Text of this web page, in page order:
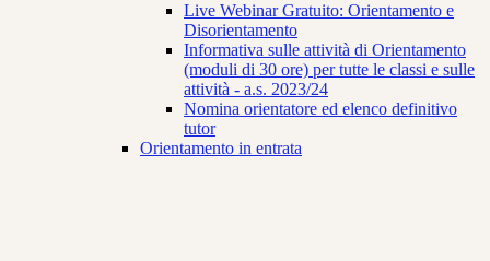
Live Webinar Gratuito: Orientamento e
Disorientamento
Informativa sulle attività di Orientamento
(moduli di 30 ore) per tutte le classi e sulle
attività - a.s. 2023/24
Nomina orientatore ed elenco definitivo
tutor
Orientamento in entrata